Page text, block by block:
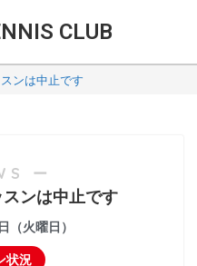
CLUB
ンは中止です
ー
ンは中止です
（火曜日）
状況